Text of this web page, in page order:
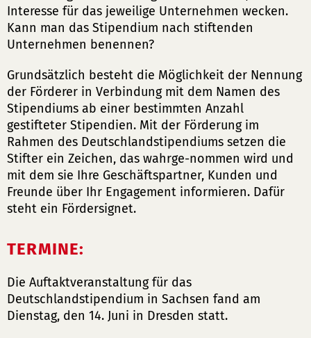
Interesse für das jeweilige Unternehmen wecken.
Kann man das Stipendium nach stiftenden
Unternehmen benennen?
Grundsätzlich besteht die Möglichkeit der Nennung
der Förderer in Verbindung mit dem Namen des
Stipendiums ab einer bestimmten Anzahl
gestifteter Stipendien. Mit der Förderung im
Rahmen des Deutschlandstipendiums setzen die
Stifter ein Zeichen, das wahrge-nommen wird und
mit dem sie Ihre Geschäftspartner, Kunden und
Freunde über Ihr Engagement informieren. Dafür
steht ein Fördersignet.
TERMINE:
Die Auftaktveranstaltung für das
Deutschlandstipendium in Sachsen fand am
Dienstag, den 14. Juni in Dresden statt.